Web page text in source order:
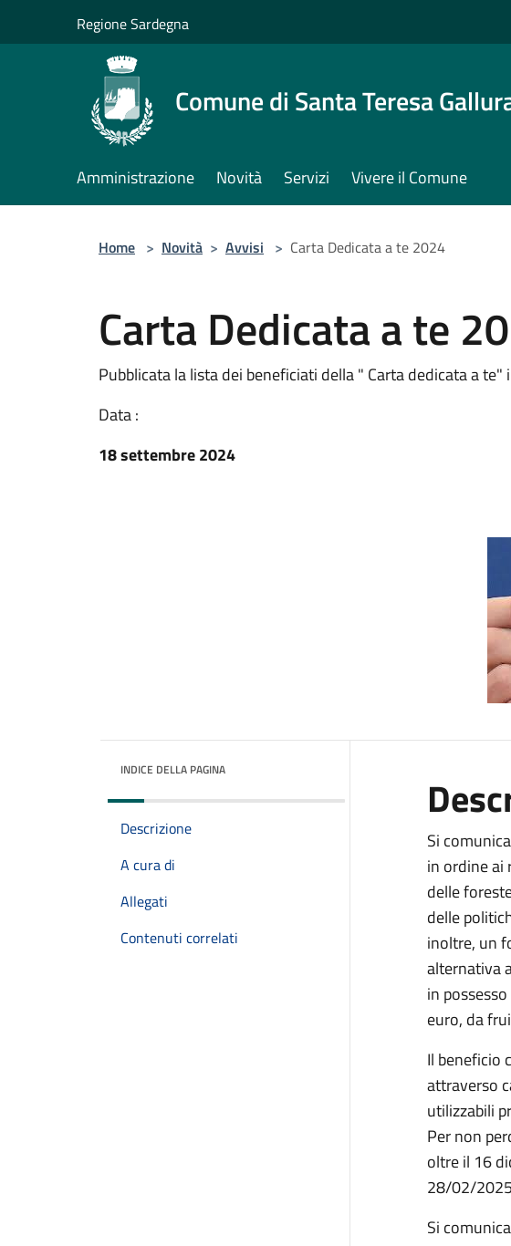
Regione Sardegna
Comune di Santa Teresa
Amministrazione Novità Servizi Vivere il Comune
Home > Novità > Avvisi > Carta Dedicata a te 2024
Carta Dedicata a te
Pubblicata la lista dei beneficiati della " Carta dedicata a te"
Data :
18 settembre 2024
INDICE DELLA PAGINA
Descrizione
A cura di
Allegati
Contenuti correlati
Si
in ordine ai
delle
delle
inoltre, un
alternativa
in
euro, da
Il beneficio
attraverso
utilizzabili
Per non
oltre il 16
28/02/
Si